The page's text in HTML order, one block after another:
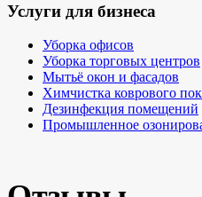
Услуги для бизнеса
Уборка офисов
Уборка торговых центров
Мытьё окон и фасадов
Химчистка коврового
Дезинфекция помещений
Промышленное